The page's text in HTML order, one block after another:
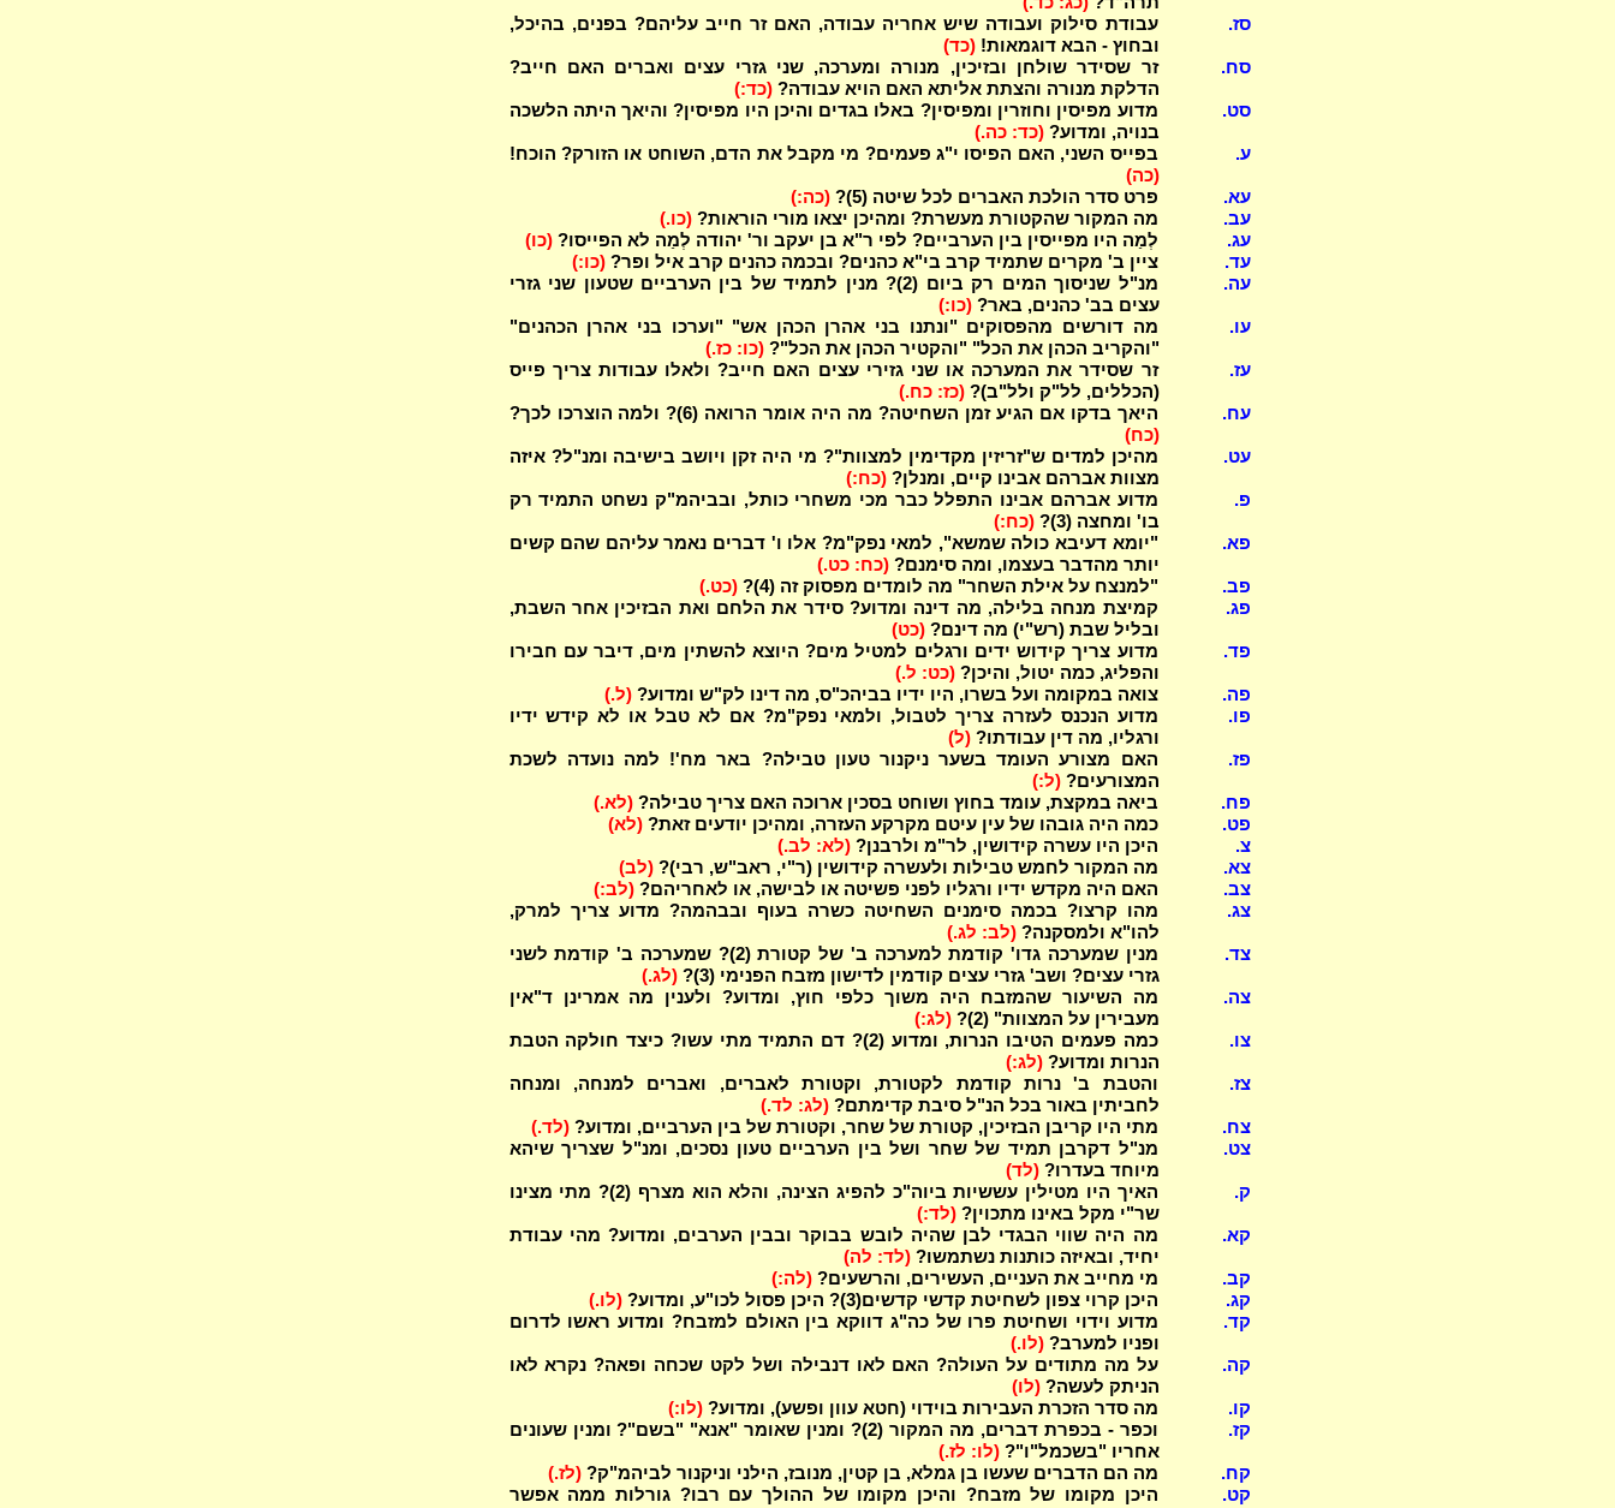
סז.
עבודת סילוק ועבודה שיש אחריה עבודה, האם זר חייב עליהם? בפנים, בהיכל,
ובחוץ - הבא דוגמאות! (כד)
סח.
זר שסידר שולחן ובזיכין, מנורה ומערכה, שני גזרי עצים ואברים האם חייב?
הדלקת מנורה והצתת אליתא האם הויא עבודה? (כד:)
סט.
מדוע מפיסין וחוזרין ומפיסין? באלו בגדים והיכן היו מפיסין? והיאך היתה הלשכה
בנויה, ומדוע? (כד: כה.)
ע.
בפייס השני, האם הפיסו י"ג פעמים? מי מקבל את הדם, השוחט או הזורק? הוכח!
(כה)
עא.
פרט סדר הולכת האברים לכל שיטה (5)?
(כה:)
עב.
מה המקור שהקטורת מעשרת? ומהיכן יצאו מורי הוראות?(כו.)
עג.
לְמַה היו מפייסין בין הערביים? לפי ר"א בן יעקב ור' יהודה לְמַה לא הפייסו?(כו)
עד.
ציין ב' מקרים שתמיד קרב בי"א כהנים? ובכמה כהנים קרב איל ופר?(כו:)
עה.
מנ"ל שניסוך המים רק ביום (2)? מנין לתמיד של בין הערביים שטעון שני גזרי
עצים בב' כהנים, באר? (כו:)
עו.
מה דורשים מהפסוקים "ונתנו בני אהרן הכהן אש" "וערכו בני אהרן הכהנים"
"והקריב הכהן את הכל" "והקטיר הכהן את הכל"? (כו: כז.)
עז.
זר שסידר את המערכה או שני גזירי עצים האם חייב? ולאלו עבודות צריך פייס
(הכללים, לל"ק ולל"ב)? (כז: כח.)
עח.
היאך בדקו אם הגיע זמן השחיטה? מה היה אומר הרואה (6)? ולמה הוצרכו לכך?
(כח)
עט.
מהיכן למדים ש"זריזין מקדימין למצוות"? מי היה זקן ויושב בישיבה ומנ"ל? איזה
מצוות אברהם אבינו קיים, ומנלן? (כח:)
פ.
מדוע אברהם אבינו התפלל כבר מכי משחרי כותל, ובביהמ"ק נשחט התמיד רק
בו' ומחצה (3)?
(כח:)
פא.
"יומא דעיבא כולה שמשא", למאי נפק"מ? אלו ו' דברים נאמר עליהם שהם קשים
יותר מהדבר בעצמו, ומה סימנם? (כח: כט.)
פב.
"למנצח על אילת השחר" מה לומדים מפסוק זה (4)?
(כט.)
פג.
קמיצת מנחה בלילה, מה דינה ומדוע? סידר את הלחם ואת הבזיכין אחר השבת,
ובליל שבת (רש"י) מה דינם? (כט)
פד.
מדוע צריך קידוש ידים ורגלים למטיל מים? היוצא להשתין מים, דיבר עם חבירו
והפליג, כמה יטול, והיכן? (כט: ל.)
פה.
צואה במקומה ועל בשרו, היו ידיו בביהכ"ס, מה דינו לק"ש ומדוע?(ל.)
פו.
מדוע הנכנס לעזרה צריך לטבול, ולמאי נפק"מ? אם לא טבל או לא קידש ידיו
ורגליו, מה דין עבודתו? (ל)
פז.
האם מצורע העומד בשער ניקנור טעון טבילה? באר מח'! למה נועדה לשכת
המצורעים? (ל:)
פח.
ביאה במקצת, עומד בחוץ ושוחט בסכין ארוכה האם צריך טבילה?(לא.)
פט.
כמה היה גובהו של עין עיטם מקרקע העזרה, ומהיכן יודעים זאת?(לא)
צ.
היכן היו עשרה קידושין, לר"מ ולרבנן?(לא: לב.)
צא.
מה המקור לחמש טבילות ולעשרה קידושין (ר"י, ראב"ש, רבי)?(לב)
צב.
האם היה מקדש ידיו ורגליו לפני פשיטה או לבישה, או לאחריהם?(לב:)
צג.
מהו קרצו? בכמה סימנים השחיטה כשרה בעוף ובבהמה? מדוע צריך למרק,
להו"א ולמסקנה? (לב: לג.)
צד.
מנין שמערכה גדו' קודמת למערכה ב' של קטורת (2)? שמערכה ב' קודמת לשני
גזרי עצים? ושב' גזרי עצים קודמין לדישון מזבח הפנימי (3)?
(לג.)
צה.
מה השיעור שהמזבח היה משוך כלפי חוץ, ומדוע? ולענין מה אמרינן ד"אין
מעבירין על המצוות" (2)?
(לג:)
צו.
כמה פעמים הטיבו הנרות, ומדוע (2)? דם התמיד מתי עשו? כיצד חולקה הטבת
הנרות ומדוע? (לג:)
צז.
והטבת ב' נרות קודמת לקטורת, וקטורת לאברים, ואברים למנחה, ומנחה
לחביתין באור בכל הנ"ל סיבת קדימתם? (לג: לד.)
צח.
מתי היו קריבן הבזיכין, קטורת של שחר, וקטורת של בין הערביים, ומדוע?(לד.)
צט.
מנ"ל דקרבן תמיד של שחר ושל בין הערביים טעון נסכים, ומנ"ל שצריך שיהא
מיוחד בעדרו? (לד)
ק.
האיך היו מטילין עששיות ביוה"כ להפיג הצינה, והלא הוא מצרף (2)? מתי מצינו
שר"י מקל באינו מתכוין? (לד:)
קא.
מה היה שווי הבגדי לבן שהיה לובש בבוקר ובבין הערבים, ומדוע? מהי עבודת
יחיד, ובאיזה כותנות נשתמשו? (לד: לה)
קב.
מי מחייב את העניים, העשירים, והרשעים?(לה:)
קג.
היכן קרוי צפון לשחיטת קדשי קדשים(3)? היכן פסול לכו"ע, ומדוע?
(לו.)
קד.
מדוע וידוי ושחיטת פרו של כה"ג דווקא בין האולם למזבח? ומדוע ראשו לדרום
ופניו למערב? (לו.)
קה.
על מה מתודים על העולה? האם לאו דנבילה ושל לקט שכחה ופאה? נקרא לאו
הניתק לעשה? (לו)
קו.
מה סדר הזכרת העבירות בוידוי (חטא עוון ופשע), ומדוע?(לו:)
קז.
וכפר - בכפרת דברים, מה המקור (2)? ומנין שאומר "אנא" "בשם"? ומנין שעונים
אחריו "בשכמל"ו"? (לו: לז.)
קח.
מה הם הדברים שעשו בן גמלא, בן קטין, מנובז, הילני וניקנור לביהמ"ק?(לז.)
קט.
היכן מקומו של מזבח? והיכן מקומו של ההולך עם רבו? גורלות ממה אפשר